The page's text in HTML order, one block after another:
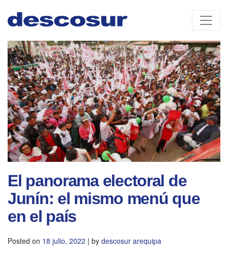
content
El panorama electoral de
Junín: el mismo menú que
en el país
Posted on 18 julio, 2022 | by descosur arequipa